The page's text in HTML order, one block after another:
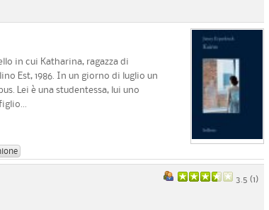
in cui Katharina, ragazza di
Est, 1986. In un giorno di luglio un
Lei è una studentessa, lui uno
3.5 (1)